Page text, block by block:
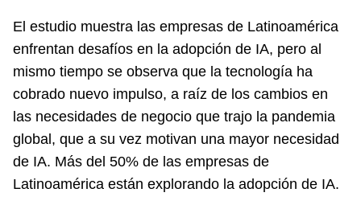
El estudio muestra las empresas de Latinoamérica
enfrentan desafíos en la adopción de IA, pero al
mismo tiempo se observa que la tecnología ha
cobrado nuevo impulso, a raíz de los cambios en
las necesidades de negocio que trajo la pandemia
global, que a su vez motivan una mayor necesidad
de IA. Más del 50% de las empresas de
Latinoamérica están explorando la adopción de IA.